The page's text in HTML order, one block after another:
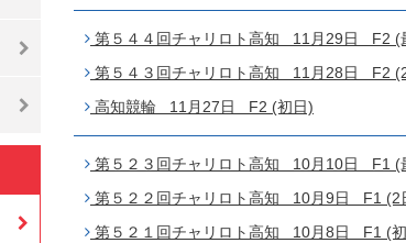
第５４４回チャリロト高知 11月29日 F2 (
第５４３回チャリロト高知 11月28日 F2
高知競輪 11月27日 F2 (初日)
第５２３回チャリロト高知 10月10日 F1 (
第５２２回チャリロト高知 10月9日 F1 (2
第５２１回チャリロト高知 10月8日 F1 (